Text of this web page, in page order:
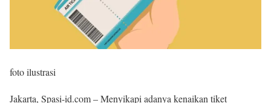
foto ilustrasi
Jakarta, Spasi-id.com – Menyikapi adanya kenaikan tiket